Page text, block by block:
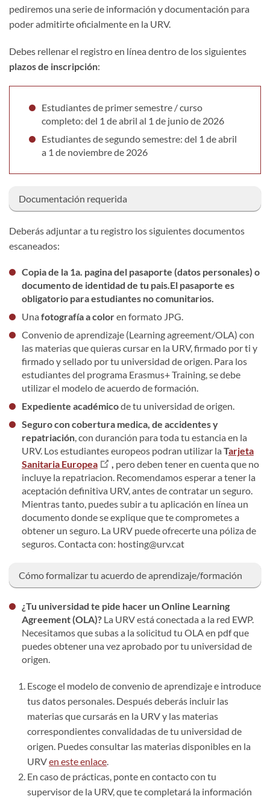
pediremos una serie de información y documentación para
poder admitirte oficialmente en la URV.
Debes rellenar el registro en línea dentro de los siguientes
plazos de inscripción:
Estudiantes de primer semestre / curso
completo: del 1 de abril al 1 de junio de 2026
Estudiantes de segundo semestre: del 1 de abril
a 1 de noviembre de 2026
Documentación requerida
Deberás adjuntar a tu registro los siguientes documentos
escaneados:
Copia de la 1a. pagina del pasaporte (datos personales) o
documento de identidad de tu pais.El pasaporte es
obligatorio para estudiantes no comunitarios.
Una fotografía a coloren formato JPG.
Convenio de aprendizaje (Learning agreement/OLA) con
las materias que quieras cursar en la URV, firmado por ti y
firmado y sellado por tu universidad de origen. Para los
estudiantes del programa Erasmus+ Training, se debe
utilizar el modelo de acuerdo de formación.
Expediente académicode tu universidad de origen.
Seguro con cobertura medica, de accidentes y
repatriación, con duranción para toda tu estancia en la
URV. Los estudiantes europeos podran utilizar la Tarjeta
Sanitaria Europea
pero deben tener en cuenta que no
incluye la repatriacion. Recomendamos esperar a tener la
aceptación definitiva URV, antes de contratar un seguro.
Mientras tanto, puedes subir a tu aplicación en línea un
documento donde se explique que te comprometes a
obtener un seguro. La URV puede ofrecerte una póliza de
seguros. Contacta con: hosting@urv.cat
Cómo formalizar tu acuerdo de aprendizaje/formación
¿Tu universidad te pide hacer un Online Learning
Agreement (OLA)?La URV está conectada a la red EWP.
Necesitamos que subas a la solicitud tu OLA en pdf que
puedes obtener una vez aprobado por tu universidad de
origen.
Escoge el modelo de convenio de aprendizaje e introduce
tus datos personales. Después deberás incluir las
materias que cursarás en la URV y las materias
correspondientes convalidadas de tu universidad de
origen. Puedes consultar las materias disponibles en la
URVen este enlace
En caso de prácticas, ponte en contacto con tu
supervisor de la URV, que te completará la información